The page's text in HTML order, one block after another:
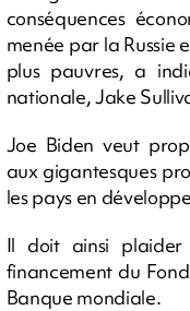
conséquences
menée par la Russie
plus pauvres, a
nationale, Jake
Joe Biden veut
aux gigantesques
les pays en
Il doit ainsi plaider
financement du
Banque mondiale.